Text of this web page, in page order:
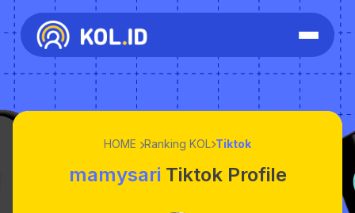
HOME Ranking KOL Tiktok
mamysariTiktok Profile